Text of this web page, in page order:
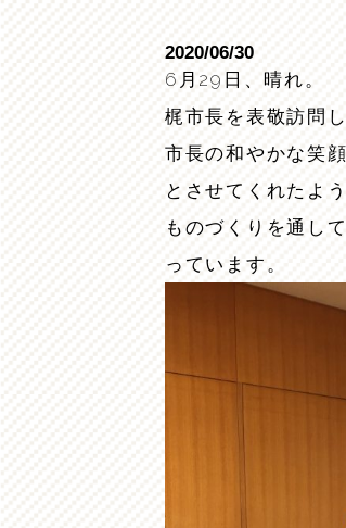
2020/06/30
6月29日、晴れ。
梶市長を表敬訪問
市長の和やかな笑
とさせてくれたよ
ものづくりを通し
っています。